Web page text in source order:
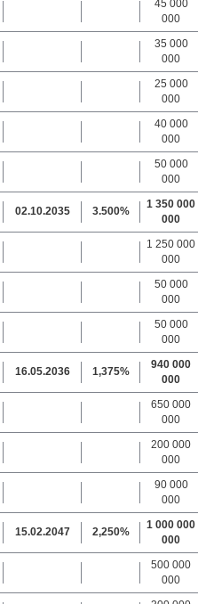
45 000
000
35 000
000
25 000
000
40 000
000
50 000
000
02.10.2035 3.500%
1 350 000
000
1 250 000
000
50 000
000
50 000
000
16.05.2036 1,375%
940 000
000
650 000
000
200 000
000
90 000
000
15.02.2047 2,250%
1 000 000
000
500 000
000